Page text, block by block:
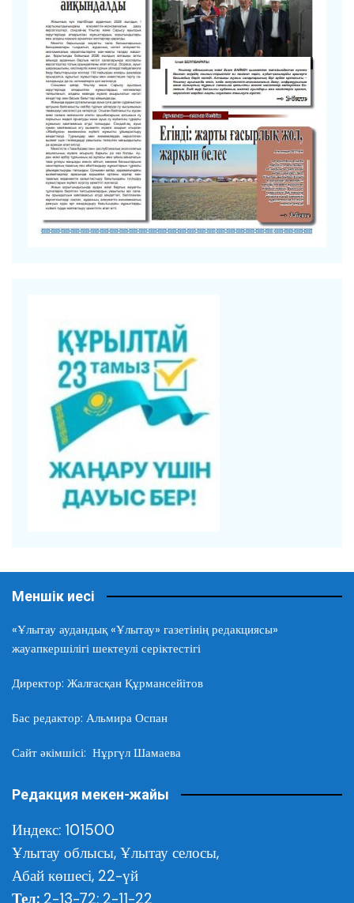
Меншік иесі
«Ұлытау аудандық «Ұлытау» газетінің редакциясы»
жауапкершілігі шектеулі серіктестігі
Директор: Жалғасқан Құрмансейітов
Бас редактор: Альмира Оспан
Сайт әкімшісі: Нұргүл Шамаева
Редакция мекен-жайы
Индекс: 101500
Ұлытау облысы, Ұлытау селосы,
Абай көшесі, 22-үй
Тел: 2-13-72; 2-11-22